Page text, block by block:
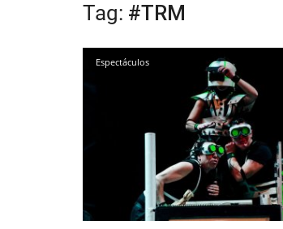
Tag: #TRM
Espectáculos